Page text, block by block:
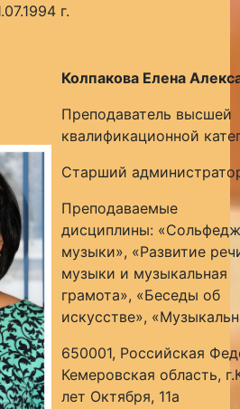
г.
Колпакова Елена
Преподаватель высшей
квалификационной
Старший
Преподаваемые
дисциплины:
музыки», «Развитие
музыки и музыкальная
грамота», «Беседы об
искусстве»,
650001, Российская
Кемеровская область,
лет Октября, 11а